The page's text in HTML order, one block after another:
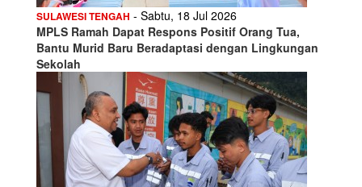
SULAWESI TENGAH - Sabtu, 18 Jul 2026
MPLS Ramah Dapat Respons Positif Orang Tua,
Bantu Murid Baru Beradaptasi dengan Lingkungan
Sekolah